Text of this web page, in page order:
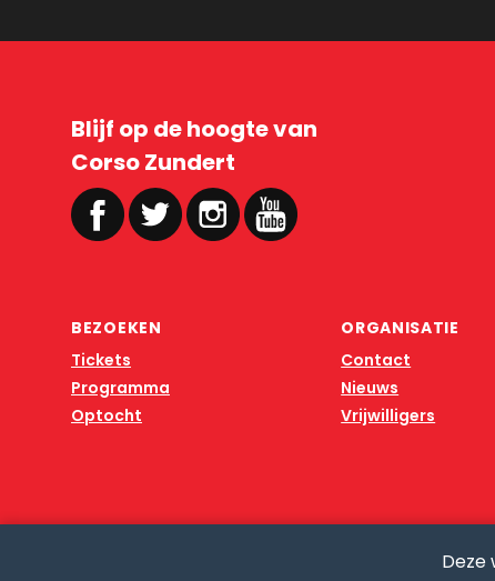
Blijf op de hoogte van
Corso Zundert
BEZOEKEN
Tickets
Programma
Optocht
ORGANISATIE
Contact
Nieuws
Vrijwilligers
Deze